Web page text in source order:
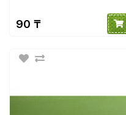
90 ₸